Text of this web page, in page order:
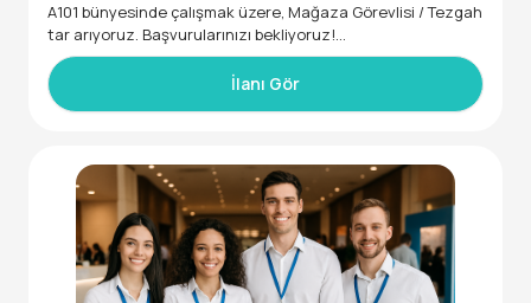
A101 bünyesinde çalışmak üzere, Mağaza Görevlisi / Tezgah
tar arıyoruz. Başvurularınızı bekliyoruz!
• En az 3 ay deneyimli
İlanı Gör